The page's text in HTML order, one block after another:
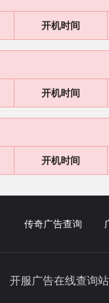
开机时间
开机时间
开机时间
传奇广告查询
开服广告在线查